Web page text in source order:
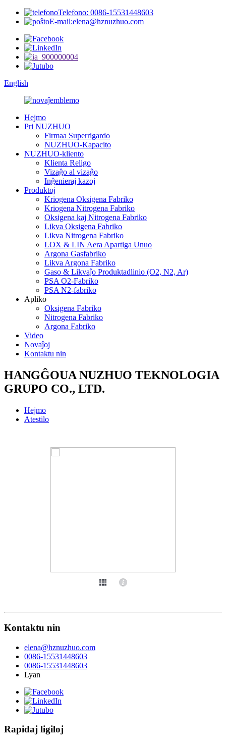
Telefono: 0086-15531448603
E-mail:elena@hznuzhuo.com
English
Hejmo
Pri NUZHUO
Firmaa Superrigardo
NUZHUO-Kapacito
NUZHUO-kliento
Klienta Religo
Vizaĝo al vizaĝo
Inĝenieraj kazoj
Produktoj
Kriogena Oksigena Fabriko
Kriogena Nitrogena Fabriko
Oksigena kaj Nitrogena Fabriko
Likva Oksigena Fabriko
Likva Nitrogena Fabriko
LOX & LIN Aera Apartiga Unuo
Argona Gasfabriko
Likva Argona Fabriko
Gaso & Likvaĵo Produktadlinio (O2, N2, Ar)
PSA O2-Fabriko
PSA N2-fabriko
Apliko
Oksigena Fabriko
Nitrogena Fabriko
Argona Fabriko
Video
Novaĵoj
Kontaktu nin
HANGĜOUA NUZHUO TEKNOLOGIA
GRUPO CO., LTD.
Hejmo
Atestilo
Kontaktu nin
elena@hznuzhuo.com
0086-15531448603
0086-15531448603
Lyan
Rapidaj ligiloj